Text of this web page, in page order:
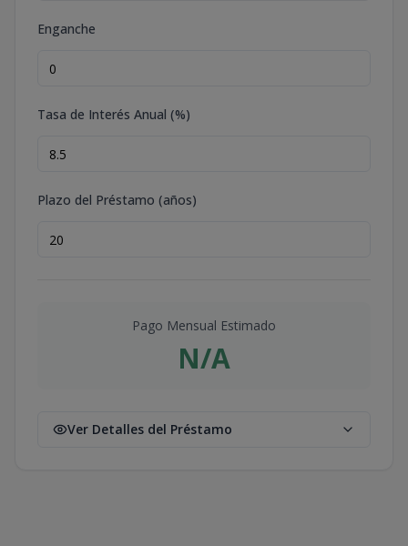
Enganche
Tasa de Interés Anual (%)
Plazo del Préstamo (años)
Pago Mensual Estimado
N/A
Ver Detalles del Préstamo